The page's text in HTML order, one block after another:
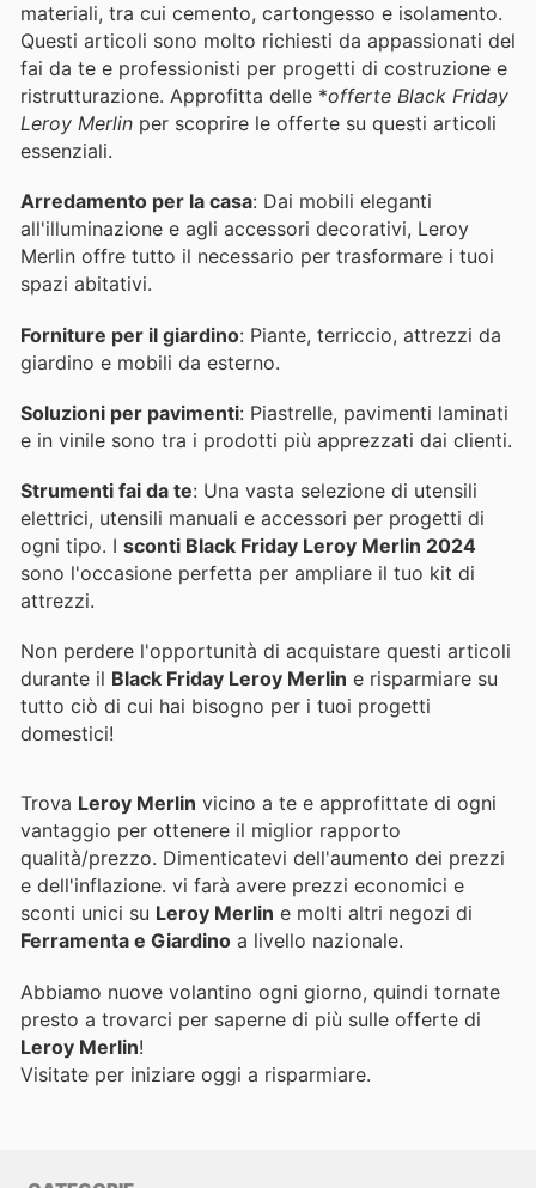
materiali, tra cui cemento, cartongesso e isolamento.
Questi articoli sono molto richiesti da appassionati del
fai da te e professionisti per progetti di costruzione e
ristrutturazione. Approfitta delle *offerte Black Friday
Leroy Merlin per scoprire le offerte su questi articoli
essenziali.
Arredamento per la casa: Dai mobili eleganti
all'illuminazione e agli accessori decorativi, Leroy
Merlin offre tutto il necessario per trasformare i tuoi
spazi abitativi.
Forniture per il giardino: Piante, terriccio, attrezzi da
giardino e mobili da esterno.
Soluzioni per pavimenti: Piastrelle, pavimenti laminati
e in vinile sono tra i prodotti più apprezzati dai clienti.
Strumenti fai da te: Una vasta selezione di utensili
elettrici, utensili manuali e accessori per progetti di
ogni tipo. I sconti Black Friday Leroy Merlin 2024
sono l'occasione perfetta per ampliare il tuo kit di
attrezzi.
Non perdere l'opportunità di acquistare questi articoli
durante il Black Friday Leroy Merlin e risparmiare su
tutto ciò di cui hai bisogno per i tuoi progetti
domestici!
Trova Leroy Merlin vicino a te e approfittate di ogni
vantaggio per ottenere il miglior rapporto
qualità/prezzo. Dimenticatevi dell'aumento dei prezzi
e dell'inflazione. vi farà avere prezzi economici e
sconti unici su Leroy Merlin e molti altri negozi di
Ferramenta e Giardino a livello nazionale.
Abbiamo nuove volantino ogni giorno, quindi tornate
presto a trovarci per saperne di più sulle offerte di
Leroy Merlin!
Visitate per iniziare oggi a risparmiare.